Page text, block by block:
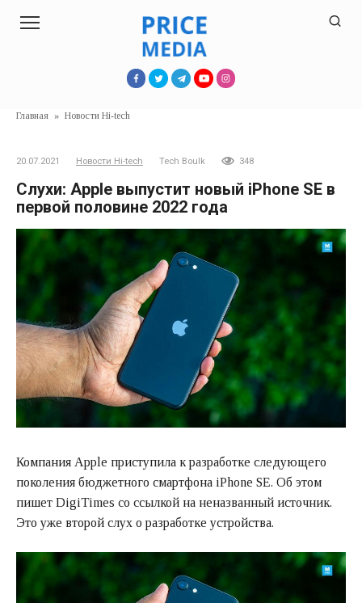
Главная » Новости Hi-tech
20.07.2021 Новости Hi-tech Tech Boulk 348
Слухи: Apple выпустит новый iPhone SE в
первой половине 2022 года
Компания Apple приступила к разработке следующего
поколения бюджетного смартфона iPhone SE. Об этом
пишет DigiTimes со ссылкой на неназванный источник.
Это уже второй слух о разработке устройства.